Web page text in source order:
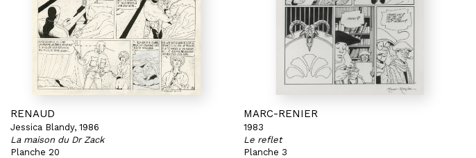
RENAUD
Jessica Blandy, 1986
La maison du Dr Zack
Planche 20
MARC-RENIER
1983
Le reflet
Planche 3